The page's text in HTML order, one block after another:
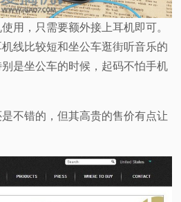
用，只需要额外接上耳机即可。
线比较短和坐公车逛街听音乐的
是坐公车的时候，起码不怕手机
不错的，但其高贵的售价有点让